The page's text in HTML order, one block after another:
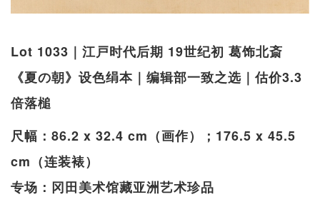
Lot 1033｜江戸时代后期 19世纪初 葛饰北斎
《夏の朝》设色绢本｜编辑部一致之选｜估价3.3
倍落槌
尺幅：86.2 x 32.4 cm（画作）；176.5 x 45.5
cm（连装裱）
专场：冈田美术馆藏亚洲艺术珍品